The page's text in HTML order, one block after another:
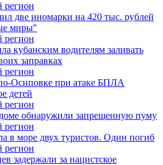
две иномарки на 420 тыс. рублей
миры"
кубанским водителям заливать
заправках
Осиповке при атаке БПЛА
детей
обнаружили запрещенную пуму
в море двух туристов. Один погиб
задержали за нацистское